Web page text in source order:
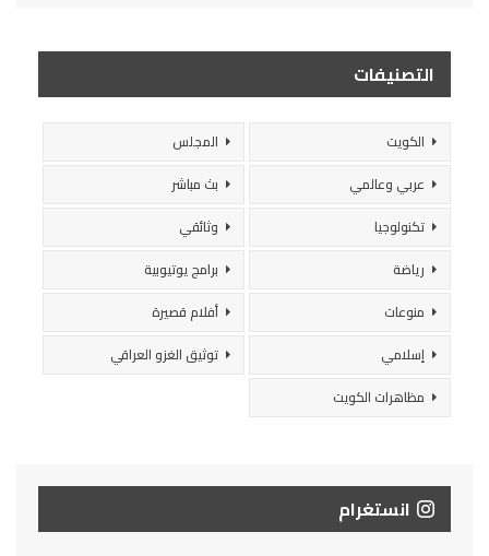
التصنيفات
الكويت
المجلس
عربي وعالمي
بث مباشر
تكنولوجيا
وثائقي
رياضة
برامج يوتيوبية
منوعات
أفلام قصيرة
إسلامي
توثيق الغزو العراقي
مظاهرات الكويت
انستغرام